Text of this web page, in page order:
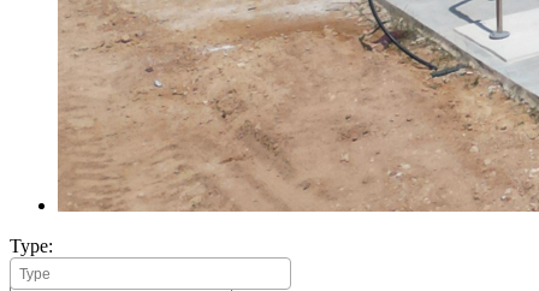
Type:
Minimum Build Area: